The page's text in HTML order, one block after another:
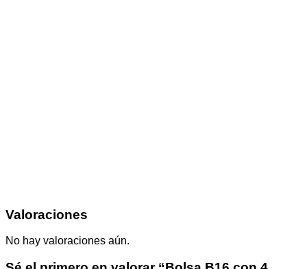
Valoraciones
No hay valoraciones aún.